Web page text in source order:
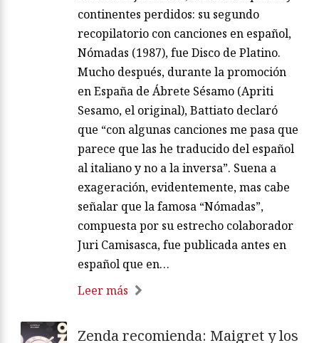
continentes perdidos: su segundo
recopilatorio con canciones en español,
Nómadas (1987), fue Disco de Platino.
Mucho después, durante la promoción
en España de Ábrete Sésamo (Apriti
Sesamo, el original), Battiato declaró
que “con algunas canciones me pasa que
parece que las he traducido del español
al italiano y no a la inversa”. Suena a
exageración, evidentemente, mas cabe
señalar que la famosa “Nómadas”,
compuesta por su estrecho colaborador
Juri Camisasca, fue publicada antes en
español que en…
Leer más
Zenda recomienda: Maigret y los